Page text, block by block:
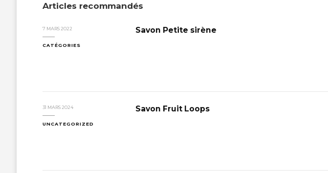
Articles recommandés
7 MARS 2022
CATÉGORIES
Savon Petite sirène
31 MARS 2024
UNCATEGORIZED
Savon Fruit Loops